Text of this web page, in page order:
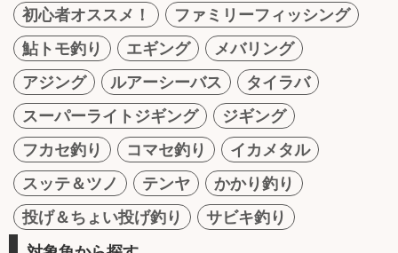
初心者オススメ！
ファミリーフィッシング
鮎トモ釣り
エギング
メバリング
アジング
ルアーシーバス
タイラバ
スーパーライトジギング
ジギング
フカセ釣り
コマセ釣り
イカメタル
スッテ＆ツノ
テンヤ
かかり釣り
投げ＆ちょい投げ釣り
サビキ釣り